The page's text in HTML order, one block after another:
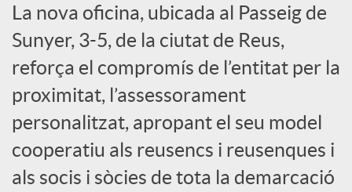
s
S
o
c
La nova oficina, ubicada al Passeig de
Sunyer, 3-5, de la ciutat de Reus,
reforça el compromís de l’entitat per la
proximitat, l’assessorament
personalitzat, apropant el seu model
cooperatiu als reusencs i reusenques i
als socis i sòcies de tota la demarcació